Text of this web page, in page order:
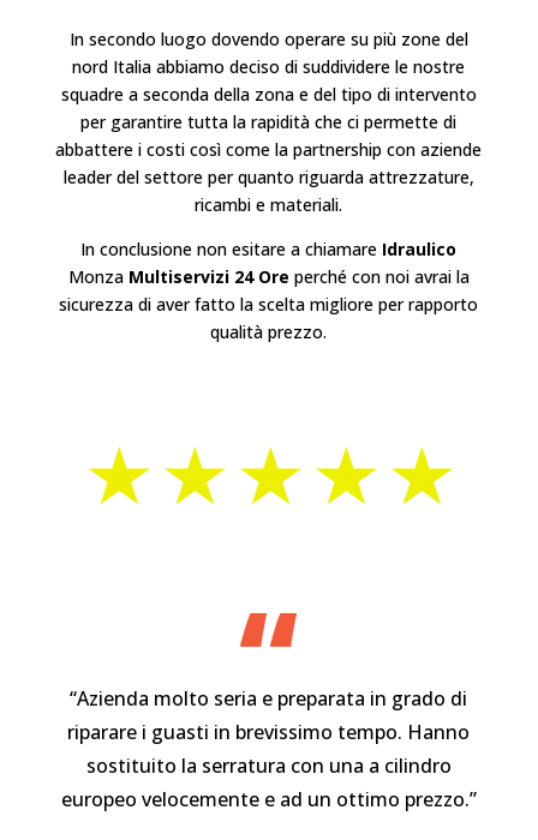
In secondo luogo dovendo operare su più zone del
nord Italia abbiamo deciso di suddividere le nostre
squadre a seconda della zona e del tipo di intervento
per garantire tutta la rapidità che ci permette di
abbattere i costi così come la partnership con aziende
leader del settore per quanto riguarda attrezzature,
ricambi e materiali.
In conclusione non esitare a chiamare Idraulico
Monza Multiservizi 24 Ore perché con noi avrai la
sicurezza di aver fatto la scelta migliore per rapporto
qualità prezzo.
⋆⋆⋆⋆⋆
“
“Azienda molto seria e preparata in grado di
riparare i guasti in brevissimo tempo. Hanno
sostituito la serratura con una a cilindro
europeo velocemente e ad un ottimo prezzo.”